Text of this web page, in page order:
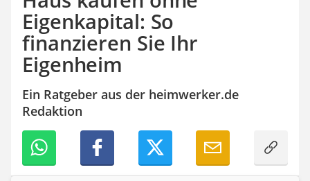
Schlüsseltresor
Überwachungskameras außen
Regendusche
Reizstromgerät
Infrarot-Thermometer
Heizkissen
Digitale Zeitschaltuhr
Paketbriefkasten
Fensterkontaktschalter
Hygrometer
Eigenkapital: So
finanzieren Sie Ihr
Eigenheim
Ein Ratgeber aus der heimwerker.de
Redaktion